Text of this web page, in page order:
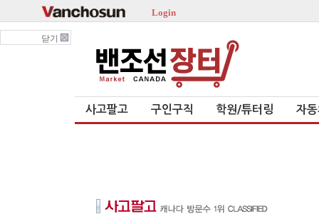
Login
닫기
사고팔고 구인구직 학원/튜터링 자